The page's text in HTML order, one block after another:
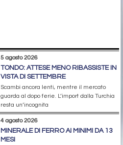
5 agosto 2026
TONDO: ATTESE MENO RIBASSISTE IN
VISTA DI SETTEMBRE
Scambi ancora lenti, mentre il mercato
guarda al dopo ferie. L’import dalla Turchia
resta un’incognita
4 agosto 2026
MINERALE DI FERRO AI MINIMI DA 13
MESI